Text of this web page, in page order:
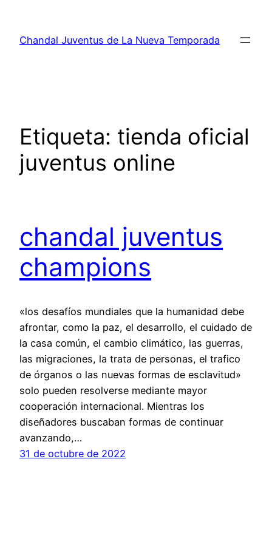
contenido
Chandal Juventus de La Nueva Temporada
Etiqueta: tienda oficial
juventus online
chandal juventus
champions
«los desafíos mundiales que la humanidad debe
afrontar, como la paz, el desarrollo, el cuidado de
la casa común, el cambio climático, las guerras,
las migraciones, la trata de personas, el trafico
de órganos o las nuevas formas de esclavitud»
solo pueden resolverse mediante mayor
cooperación internacional. Mientras los
diseñadores buscaban formas de continuar
avanzando,…
31 de octubre de 2022